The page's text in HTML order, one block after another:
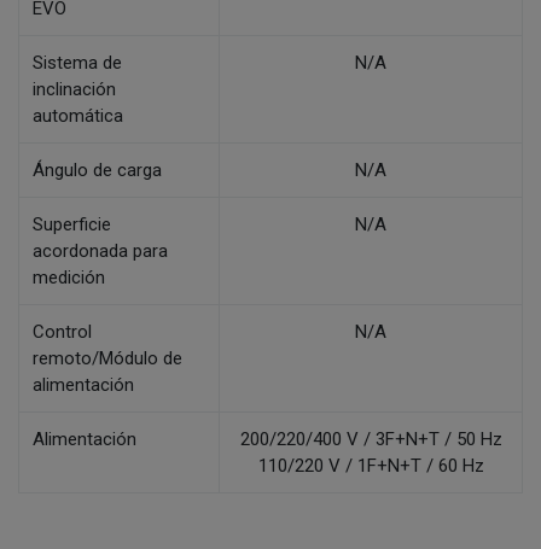
EVO
Sistema de
inclinación
automática
N/A
Ángulo de carga N/A
Superficie
acordonada para
medición
N/A
Control
remoto/Módulo de
alimentación
N/A
Alimentación
200/220/400 V / 3F+N+T / 50 Hz
110/220 V / 1F+N+T / 60 Hz